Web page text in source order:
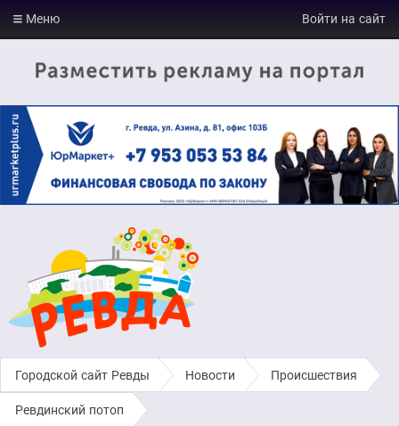
Городской сайт Ревды › Новости › Происшествия
Ревдинский потоп
Войти на сайт
Меню